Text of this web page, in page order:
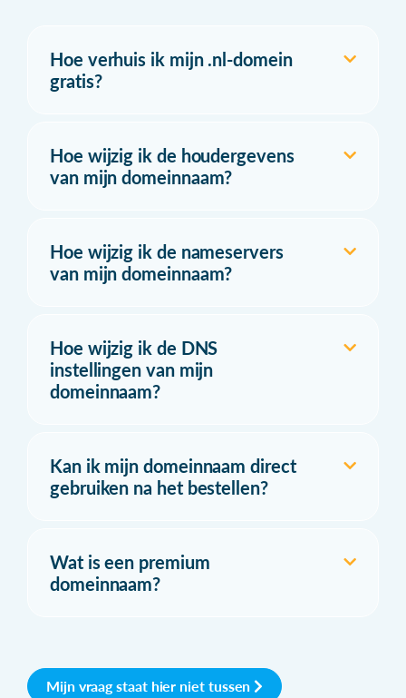
Hoe verhuis ik mijn .nl-domein
gratis?
Hoe wijzig ik de houdergevens
van mijn domeinnaam?
Hoe wijzig ik de nameservers
van mijn domeinnaam?
Hoe wijzig ik de DNS
instellingen van mijn
domeinnaam?
Kan ik mijn domeinnaam direct
gebruiken na het bestellen?
Wat is een premium
domeinnaam?
Mijn vraag staat hier niet tussen